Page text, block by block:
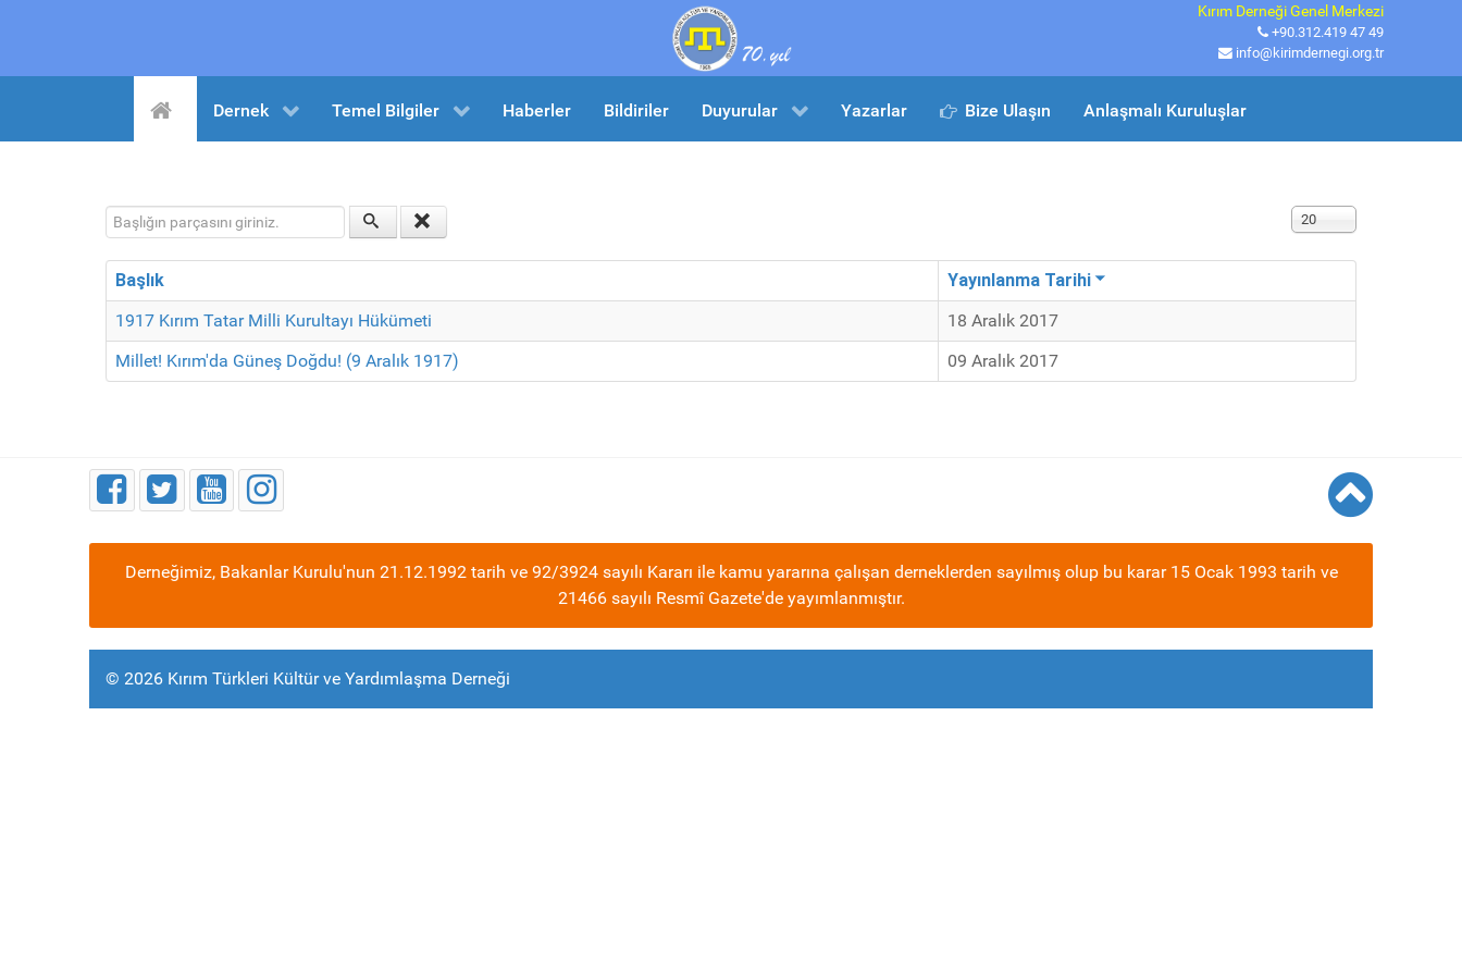
Kırım Derneği Genel Merkezi
+90.312.419 47 49
info@kirimdernegi.org.tr
Dernek Temel Bilgiler Haberler Bildiriler Duyurular Yazarlar Bize Ulaşın Anlaşmalı Kuruluşlar
Başlığın parçasını giriniz. Görüntüleme Sayısı
20
Başlık
Yayınlanma Tarihi
1917 Kırım Tatar Milli Kurultayı Hükümeti
18 Aralık 2017
Millet! Kırım'da Güneş Doğdu! (9 Aralık 1917)
09 Aralık 2017
Derneğimiz, Bakanlar Kurulu'nun 21.12.1992 tarih ve 92/3924 sayılı Kararı ile kamu yararına çalışan derneklerden sayılmış olup bu karar 15 Ocak 1993 tarih ve
21466 sayılı Resmî Gazete'de yayımlanmıştır.
© 2026 Kırım Türkleri Kültür ve Yardımlaşma Derneği